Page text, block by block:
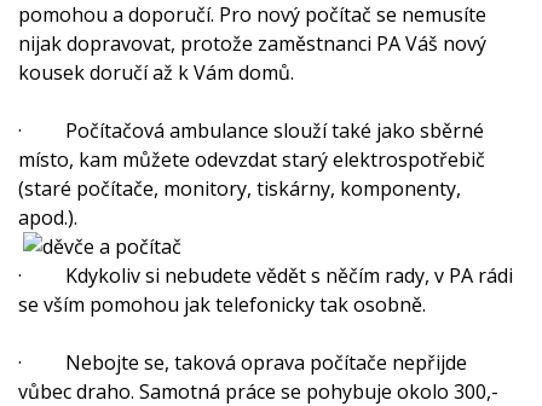
pomohou a doporučí. Pro nový počítač se nemusíte
nijak dopravovat, protože zaměstnanci PA Váš nový
kousek doručí až k Vám domů.
· Počítačová ambulance slouží také jako sběrné
místo, kam můžete odevzdat starý elektrospotřebič
(staré počítače, monitory, tiskárny, komponenty,
apod.).
· Kdykoliv si nebudete vědět s něčím rady, v PA rádi
se vším pomohou jak telefonicky tak osobně.
· Nebojte se, taková oprava počítače nepřijde
vůbec draho. Samotná práce se pohybuje okolo 300,-